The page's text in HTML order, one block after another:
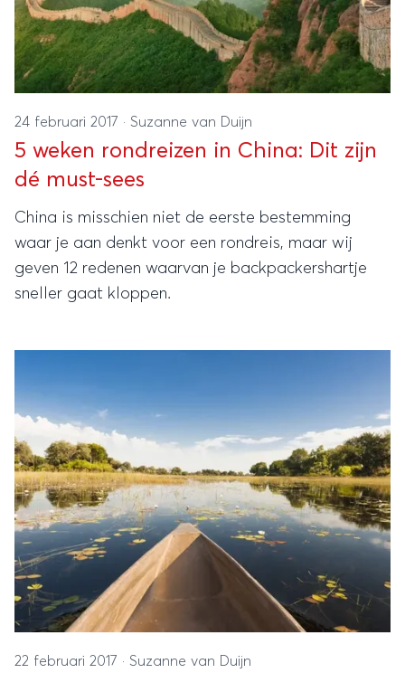
24 februari 2017 · Suzanne van Duijn
5 weken rondreizen in China: Dit zijn
dé must-sees
China is misschien niet de eerste bestemming
waar je aan denkt voor een rondreis, maar wij
geven 12 redenen waarvan je backpackershartje
sneller gaat kloppen.
22 februari 2017 · Suzanne van Duijn